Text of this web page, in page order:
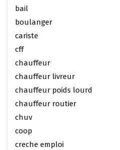
bail
boulanger
cariste
cff
chauffeur
chauffeur livreur
chauffeur poids lourd
chauffeur routier
chuv
coop
creche emploi